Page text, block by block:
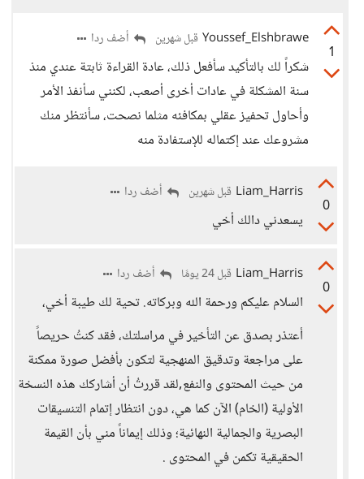
1
Youssef_Elshbrawe قبل شهرين أضف ردا
شكراً لك بالتأكيد سأفعل ذلك، عادة القراءة ثابتة عندي منذ
سنة المشكلة في عادات أخرى أصعب، لكنني سأنفذ الأمر
وأحاول تحفيز عقلي بمكافئه مثلما نصحت، سأنتظر منك
مشروعك عند إكتماله للإستفادة منه
0
Liam_Harris قبل شهرين أضف ردا
يسعدني دالك أخي
0
Liam_Harris قبل 24 يومًا أضف ردا
السلام عليكم ورحمة الله وبركاته. تحية لك طيبة أخي،
أعتذر بصدق عن التأخير في مراسلتك، فقد كنتُ حريصاً
على مراجعة وتدقيق المنهجية لتكون بأفضل صورة ممكنة
من حيث المحتوى والنفع,لقد قررتُ أن أشاركك هذه النسخة
الأولية (الخام) الآن كما هي، دون انتظار إتمام التنسيقات
البصرية والجمالية النهائية؛ وذلك إيماناً مني بأن القيمة
الحقيقية تكمن في المحتوى .